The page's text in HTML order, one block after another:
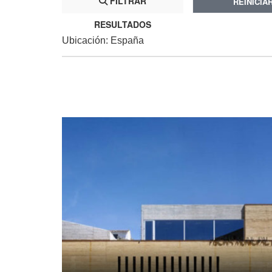
RESULTADOS
Ubicación: España